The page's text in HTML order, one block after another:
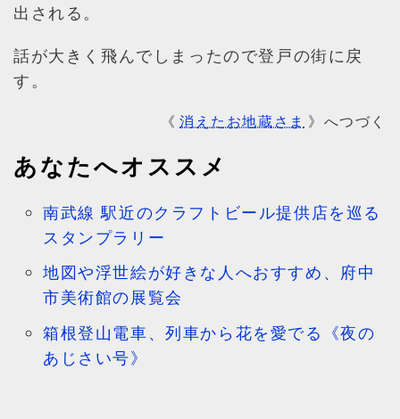
出される。
話が大きく飛んでしまったので登戸の街に戻
す。
《 消えたお地蔵さま 》へつづく
あなたへオススメ
南武線 駅近のクラフトビール提供店を巡る
スタンプラリー
地図や浮世絵が好きな人へおすすめ、府中
市美術館の展覧会
箱根登山電車、列車から花を愛でる《夜の
あじさい号》